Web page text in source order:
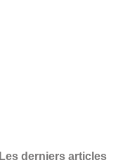
Les derniers articles